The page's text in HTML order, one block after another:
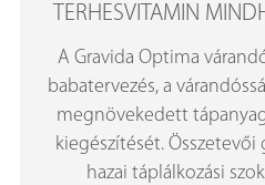
TERHESVITAMIN
A Gravida Optima
babatervezés, a
megnövekedett
kiegészítését.
hazai táplálkozási